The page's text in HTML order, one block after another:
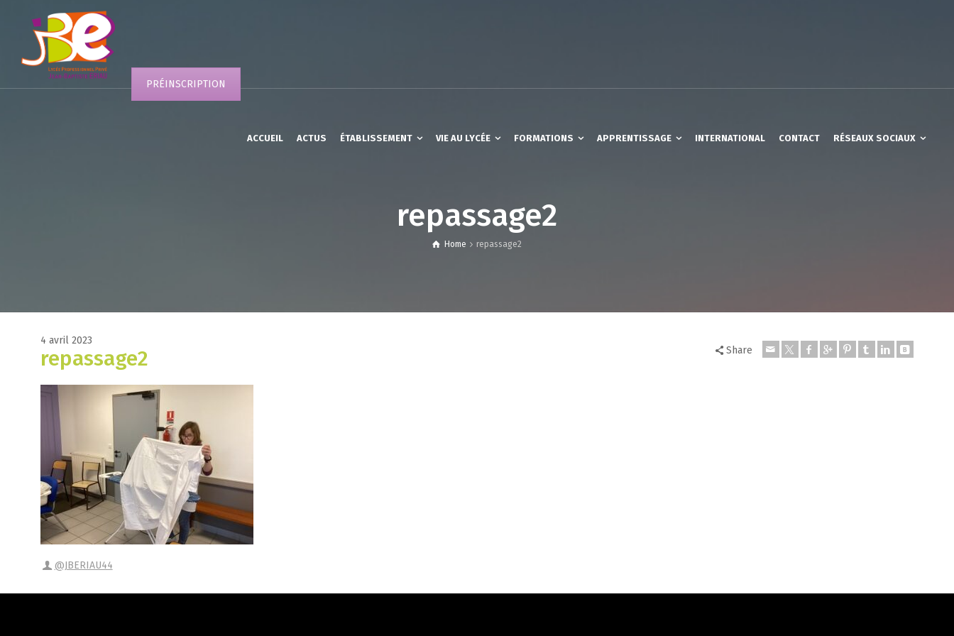
PRÉINSCRIPTION
ACCUEIL ACTUS ÉTABLISSEMENT VIE AU LYCÉE FORMATIONS APPRENTISSAGE INTERNATIONAL CONTACT RÉSEAUX SOCIAUX
repassage2
Home repassage2
4 avril 2023
repassage2 Share
@JBERIAU44